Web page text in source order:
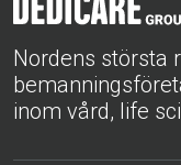
Nordens största
inom vård, life